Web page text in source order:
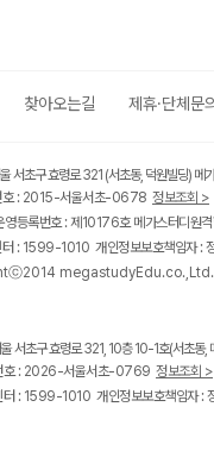
찾아오는길 제휴·단체문의
서초구 효령로 321 (서초동, 덕원빌딩)
호 : 2015-서울서초-0678 정보조회 >
영등록번호 : 제10176호 메가스터디원
터 : 1599-1010 개인정보보호책임자 :
서초구 효령로 321, 10층 10-1호(서초동
호 : 2026-서울서초-0769 정보조회 >
터 : 1599-1010 개인정보보호책임자 :